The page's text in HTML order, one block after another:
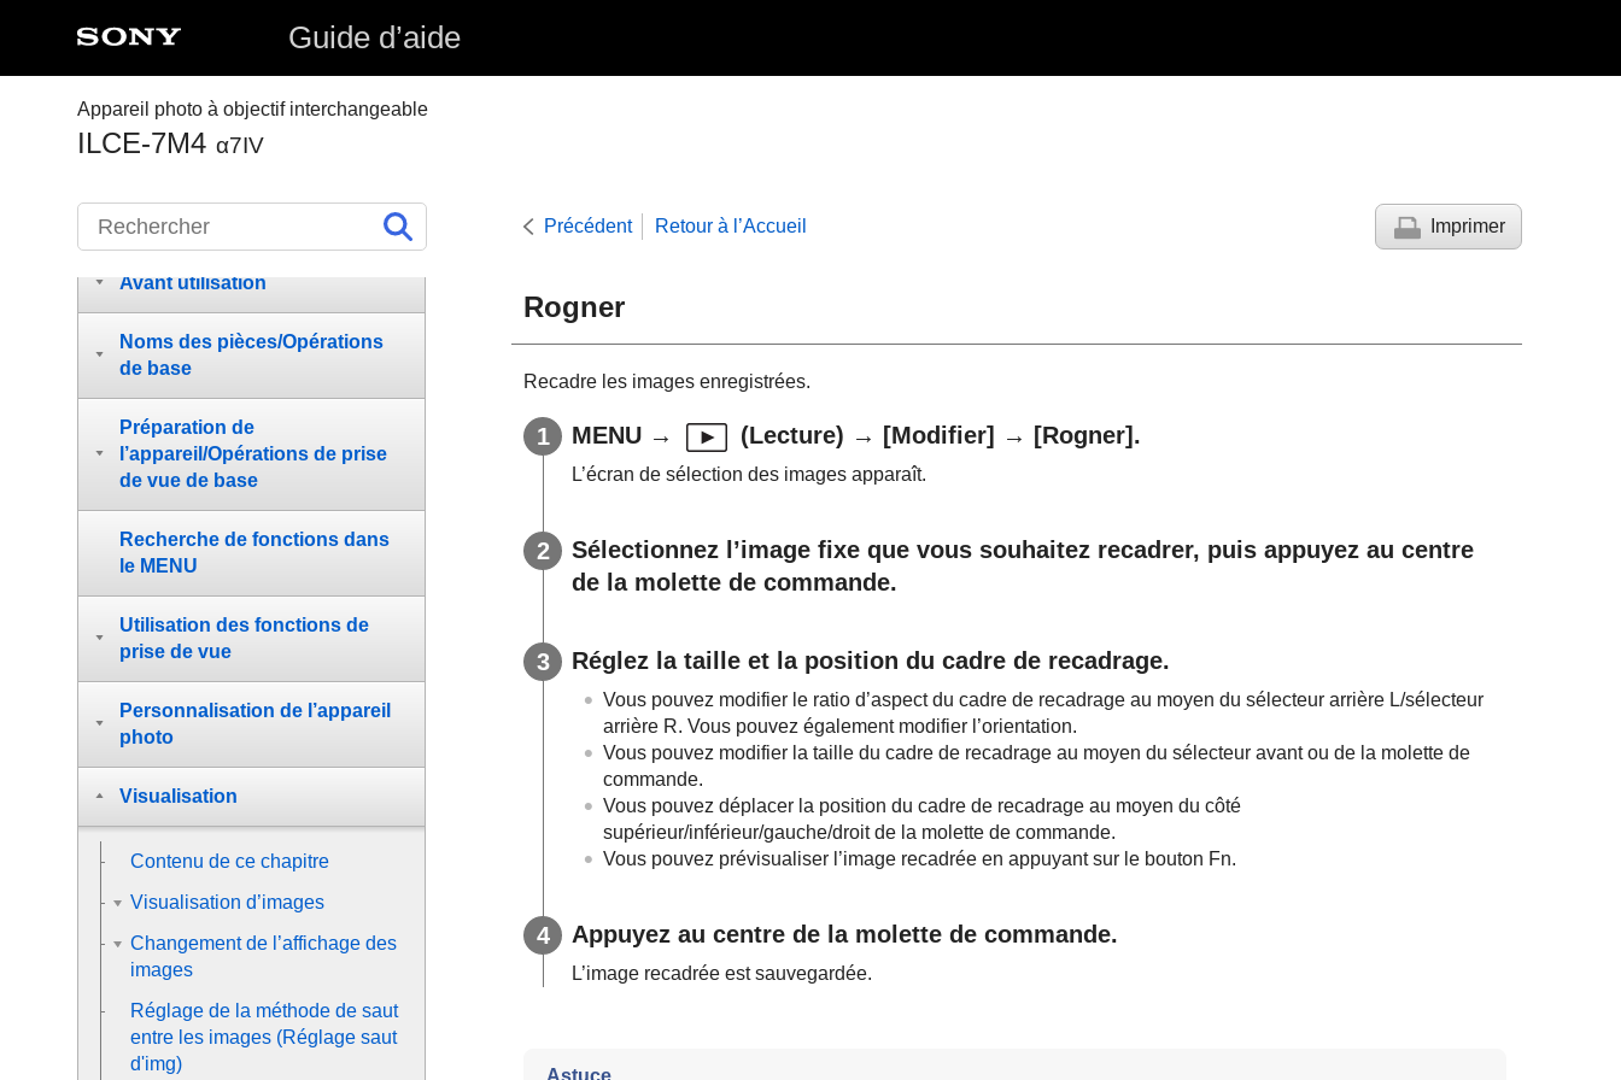
Guide d’aide
Appareil photo à objectif interchangeable
ILCE-7M4 α7IV
Précédent Retour à l’Accueil Imprimer
Rogner
Recadre les images enregistrées.
MENU → (Lecture) → [Modifier] → [Rogner] .
L’écran de sélection des images apparaît.
Sélectionnez l’image fixe que vous souhaitez recadrer, puis appuyez au centre
de la molette de commande.
Réglez la taille et la position du cadre de recadrage.
Vous pouvez modifier le ratio d’aspect du cadre de recadrage au moyen du sélecteur arrière L/sélecteur
arrière R. Vous pouvez également modifier l’orientation.
Vous pouvez modifier la taille du cadre de recadrage au moyen du sélecteur avant ou de la molette de
commande.
Vous pouvez déplacer la position du cadre de recadrage au moyen du côté
supérieur/inférieur/gauche/droit de la molette de commande.
Vous pouvez prévisualiser l’image recadrée en appuyant sur le bouton Fn.
Appuyez au centre de la molette de commande.
L’image recadrée est sauvegardée.
Astuce
d’aide »
Avant utilisation
Noms des pièces/Opérations
de base
Préparation de
l’appareil/Opérations de prise
de vue de base
Recherche de fonctions dans
le MENU
Utilisation des fonctions de
prise de vue
Personnalisation de l’appareil
photo
Visualisation
Contenu de ce chapitre
Visualisation d’images
Changement de l’affichage des
images
Réglage de la méthode de saut
entre les images (Réglage saut
d'img)